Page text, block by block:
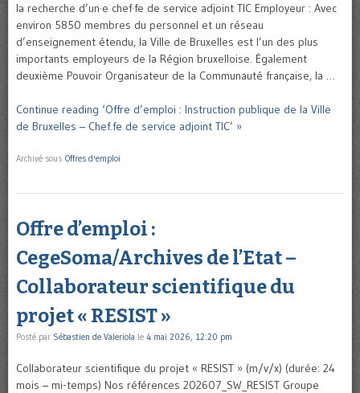
la recherche d’un·e chef·fe de service adjoint TIC Employeur : Avec
environ 5850 membres du personnel et un réseau
d’enseignement étendu, la Ville de Bruxelles est l’un des plus
importants employeurs de la Région bruxelloise. Également
deuxième Pouvoir Organisateur de la Communauté française, la …
Continue reading ‘Offre d’emploi : Instruction publique de la Ville
de Bruxelles – Chef.fe de service adjoint TIC’ »
Archivé sous Offres d'emploi
Offre d’emploi :
CegeSoma/Archives de l’Etat –
Collaborateur scientifique du
projet « RESIST »
Posté par Sébastien de Valeriola le 4 mai 2026, 12:20 pm
Collaborateur scientifique du projet « RESIST » (m/v/x) (durée: 24
mois – mi-temps) Nos références 202607_SW_RESIST Groupe